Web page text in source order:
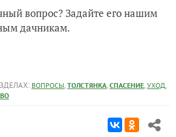
вопрос? Задайте его нашим
дачникам.
ВОПРОСЫ, ТОЛСТЯНКА, СПАСЕНИЕ, УХОД,